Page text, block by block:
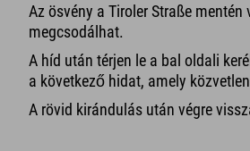
Az ösvény a Tiroler Straße mentén
megcsodálhat.
A híd után térjen le a bal oldali
a következő hidat, amely
A rövid kirándulás után végre